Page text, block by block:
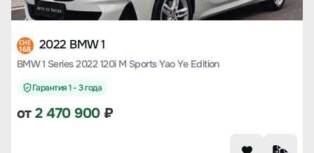
CHE
168 2022 BMW 1
BMW 1 Series 2022 120i M Sports Yao Ye Edition
Гарантия 1 - 3 года
от2 470 900₽